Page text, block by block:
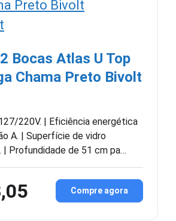
Bocas Atlas U Top
Chama Preto Bivolt
220V. | Eficiência energética
A. | Superfície de vidro
| Profundidade de 51 cm pa…
Compre agora